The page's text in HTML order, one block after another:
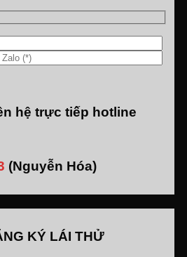
hệ trực tiếp hotline
(Nguyễn Hóa)
KÝ LÁI THỬ